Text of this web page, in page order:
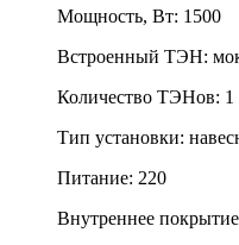
Мощность, Вт: 1500
Встроенный ТЭН:
Количество ТЭНов: 1
Тип установки:
Питание: 220
Внутреннее покрытие